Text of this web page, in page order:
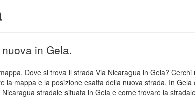
in Gela.
Dove si trova il strada Via Nicaragua in Gela?
la mappa e la posizione esatta della nuova strada. In
stradale situata in Gela e come trovare la